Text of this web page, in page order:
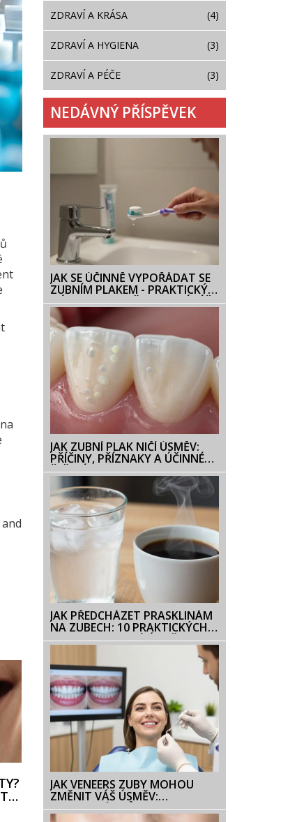
ZDRAVÍ A KRÁSA (4)
ZDRAVÍ A HYGIENA (3)
ZDRAVÍ A PÉČE (3)
NEDÁVNÝ PŘÍSPĚVEK
JAK SE ÚČINNĚ VYPOŘÁDAT SE
ZUBNÍM PLAKEM - PRAKTICKÝ
NÁVOD PRO KAŽDODENNÍ PÉČI
JAK ZUBNÍ PLAK NIČÍ ÚSMĚV:
PŘÍČINY, PŘÍZNAKY A ÚČINNÉ
ŘEŠENÍ
JAK PŘEDCHÁZET PRASKLINÁM
NA ZUBECH: 10 PRAKTICKÝCH
RAD PRO ZDRAVÝ ÚSMĚV
JAK VENEERS ZUBY MOHOU
ZMĚNIT VÁŠ ÚSMĚV:
PRAKTICKÝ PRŮVODCE PRO